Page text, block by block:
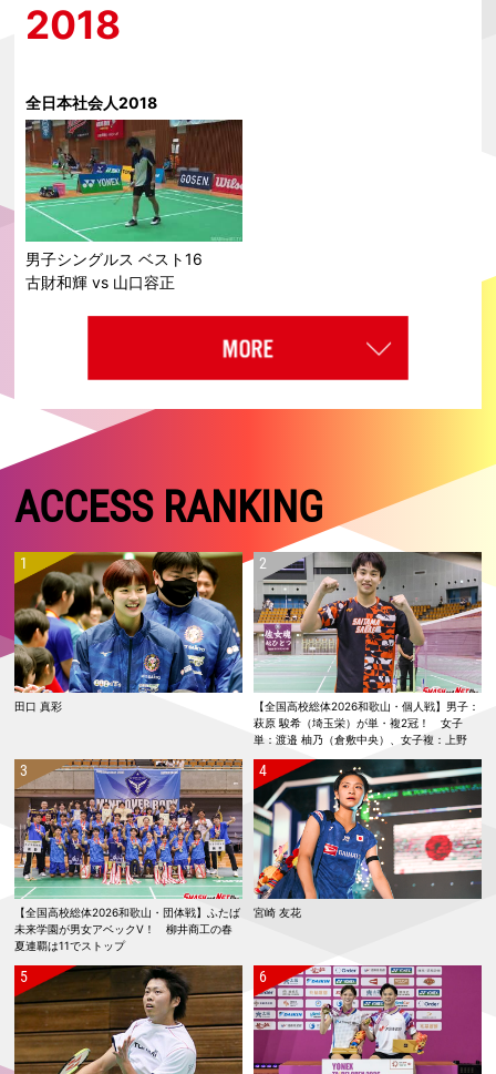
2018
全日本社会人2018
男子シングルス ベスト16
古財和輝 vs 山口容正
ACCESS RANKING
田口 真彩
【全国高校総体2026和歌山・個人戦】男子：
萩原 駿希（埼玉栄）が単・複2冠！ 女子
単：渡邉 柚乃（倉敷中央）、女子複：上野
覇！
【全国高校総体2026和歌山・団体戦】ふたば
未来学園が男女アベックV！ 柳井商工の春
夏連覇は11でストップ
宮崎 友花